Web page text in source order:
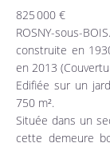
825 000 €
ROSNY-sous-
construite en
en 2013
Edifiée sur un
750 m².
Située dans un
cette demeure